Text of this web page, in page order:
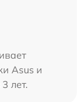
Asus и
лет.